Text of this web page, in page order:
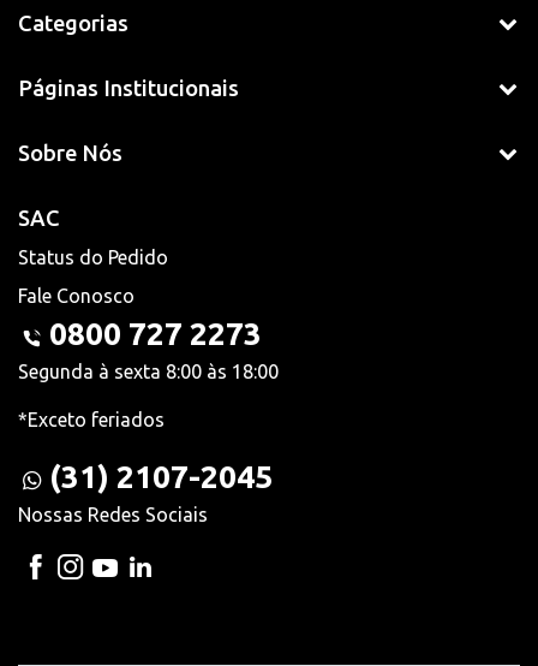
Categorias
Páginas Institucionais
Sobre Nós
SAC
Status do Pedido
Fale Conosco
0800 727 2273
Segunda à sexta 8:00 às 18:00
*Exceto feriados
(31) 2107-2045
Nossas Redes Sociais